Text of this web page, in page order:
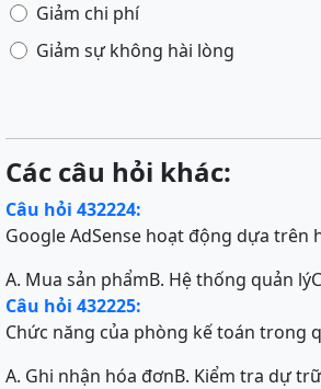
Giảm chi phí
Giảm sự không hài lòng
Các câu hỏi khác:
Câu hỏi 432224:
Google AdSense hoạt động dựa trên
A. Mua sản phẩmB. Hệ thống quản lý
Câu hỏi 432225:
Chức năng của phòng kế toán trong
A. Ghi nhận hóa đơnB. Kiểm tra dự trữ